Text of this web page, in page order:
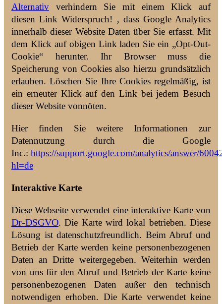
Alternativ verhindern Sie mit einem Klick auf
diesen Link Widerspruch! , dass Google Analytics
innerhalb dieser Website Daten über Sie erfasst. Mit
dem Klick auf obigen Link laden Sie ein „Opt-Out-
Cookie“ herunter. Ihr Browser muss die
Speicherung von Cookies also hierzu grundsätzlich
erlauben. Löschen Sie Ihre Cookies regelmäßig, ist
ein erneuter Klick auf den Link bei jedem Besuch
dieser Website vonnöten.
Hier finden Sie weitere Informationen zur
Datennutzung durch die Google
Inc.: https://support.google.com/analytics/answer/
hl=de
Interaktive Karte
Diese Webseite verwendet eine interaktive Karte von
Dr-DSGVO. Die Karte wird lokal betrieben. Diese
Lösung ist datenschutzfreundlich. Beim Abruf und
Betrieb der Karte werden keine personenbezogenen
Daten an Dritte weitergegeben. Weiterhin werden
von uns für den Abruf und Betrieb der Karte keine
personenbezogenen Daten außer den technisch
notwendigen erhoben. Die Karte verwendet keine